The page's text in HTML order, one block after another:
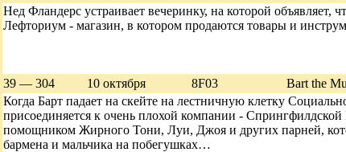
Нед Фландерс устраивает вечеринку, на которой объявляет,
Лефториум - магазин, в котором продаются товары и
39 — 304 10 октября 8F03
Bart the
Когда Барт падает на скейте на лестничную клетку
присоединяется к очень плохой компании -
помощником Жирного Тони, Луи, Джоя и других парней,
бармена и мальчика на побегушках…